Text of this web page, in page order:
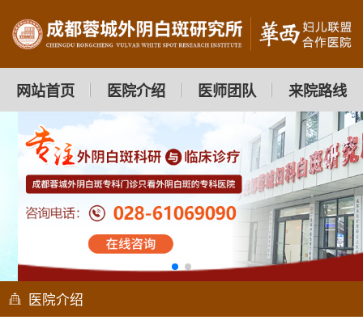
网站首页 医院介绍 医师团队 来院路线
医院介绍